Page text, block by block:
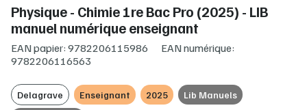
Physique - Chimie 1re Bac Pro (2025) - LIB
manuel numérique enseignant
EAN papier: 9782206115986
EAN numérique:
9782206116563
Delagrave Enseignant 2025
Lib Manuels